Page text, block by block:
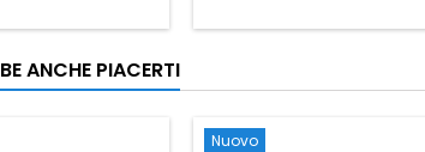
ANCHE PIACERTI
Nuovo